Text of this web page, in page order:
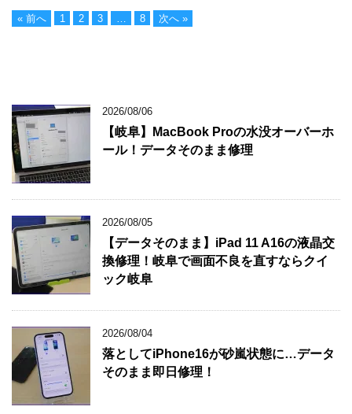
« 前へ 1 2 3 8 次へ »
2026/08/06
【岐阜】MacBook Proの水没オーバーホ
ール！データそのまま修理
2026/08/05
【データそのまま】iPad 11 A16の液晶交
換修理！岐阜で画面不良を直すならクイ
ック岐阜
2026/08/04
落としてiPhone16が砂嵐状態に…データ
そのまま即日修理！